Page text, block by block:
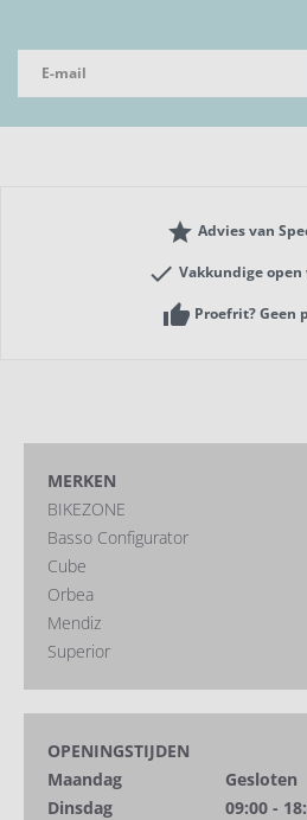
grade Advies van
check Vakkundige
thumb_up Proefrit? Geen
MERKEN
BIKEZONE
Basso Configurator
Cube
Orbea
Mendiz
Superior
OPENINGSTIJDEN
Maandag
Gesloten
Dinsdag
09:00 -